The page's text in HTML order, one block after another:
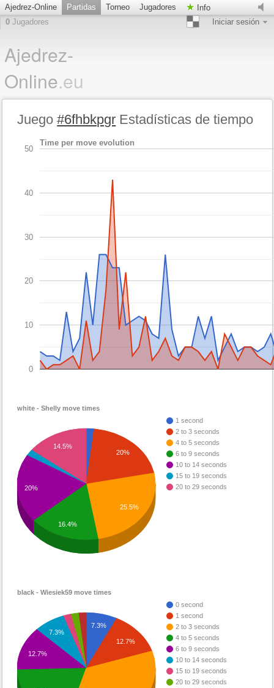
Ajedrez-Online Partidas Torneo Jugadores
Info
0 Jugadores Iniciar sesión
Ajedrez-
Online.eu
Juego#6fhbkpgr Estadísticas de tiempo
Time per move evolution
0
10
20
30
40
50
white - Shelly move times
1 second
2 to 3 seconds
4 to 5 seconds
6 to 9 seconds
10 to 14 seconds
15 to 19 seconds
20 to 29 seconds
20%
25.5%
14.5%
20%
16.4%
black - Wiesiek59 move times
0 second
1 second
2 to 3 seconds
4 to 5 seconds
6 to 9 seconds
10 to 14 seconds
15 to 19 seconds
20 to 29 seconds
7.3%
12.7%
7.3%
12.7%